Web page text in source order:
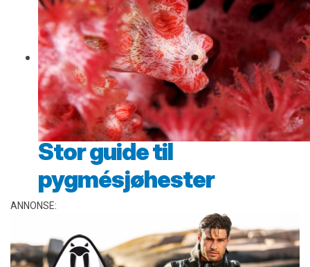
Stor guide til
pygmésjøhester
ANNONSE: